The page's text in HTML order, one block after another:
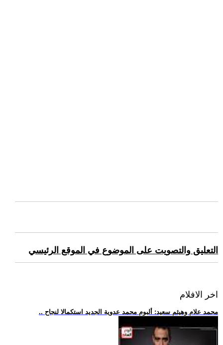
التعليق والتصويت على الموضوع في الموقع الرئيسي
اخر الافلام
.. محمد علام وهيثم سعيد: ألبوم محمد عدوية الجديد استكمالا لنجاح